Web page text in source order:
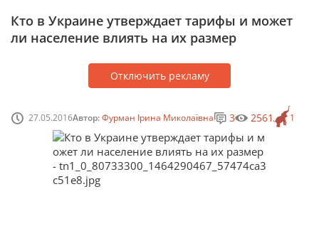
Кто в Украине утверждает тарифы и может
ли население влиять на их размер
Отключить рекламу
27.05.2016Автор:Фурман Ірина Миколаївна 1
3 2561